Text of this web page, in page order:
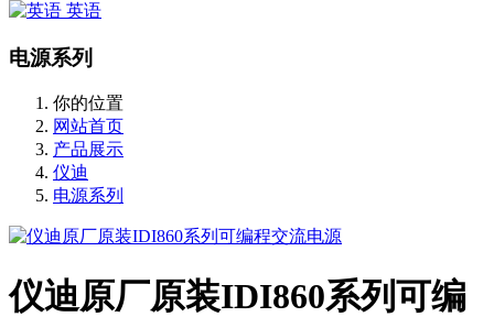
英语
电源系列
你的位置
网站首页
产品展示
仪迪
电源系列
仪迪原厂原装IDI860系列可编